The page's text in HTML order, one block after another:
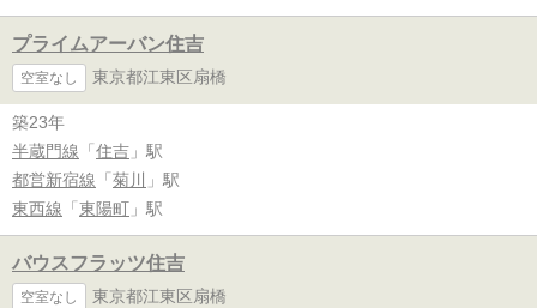
プライムアーバン住吉
空室なし 東京都江東区扇橋
築23年
半蔵門線 「 住吉 」駅
都営新宿線 「 菊川
」駅
東西線 「 東陽町 」駅
バウスフラッツ住吉
空室なし 東京都江東区扇橋